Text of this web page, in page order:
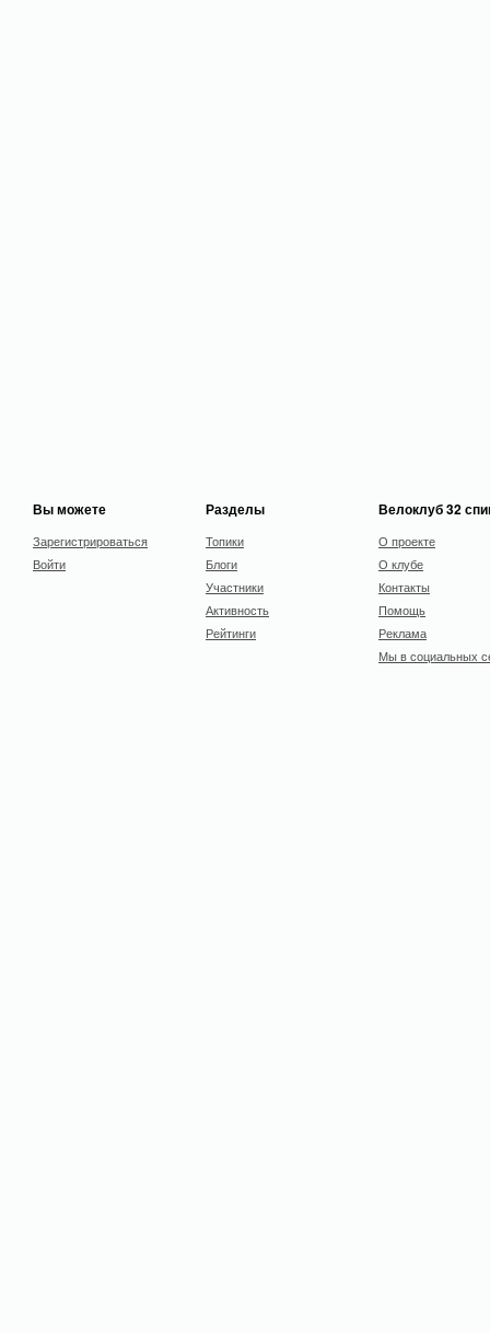
Вы можете
Зарегистрироваться
Войти
Разделы
Топики
Блоги
Участники
Активность
Рейтинги
Велоклуб 32
О проекте
О клубе
Контакты
Помощь
Реклама
Мы в социальных